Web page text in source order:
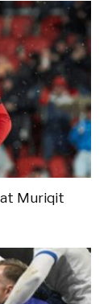
Muriqit